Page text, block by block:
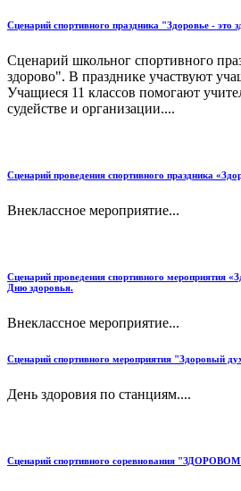
Сценарий спортивного праздника "Здоровье - это
Сценарий школьног спортивного
здорово". В празднике участвуют
Учащиеся 11 классов помогают
судействе и организации....
Сценарий проведения спортивного праздника
Внеклассное мероприятие...
Сценарий проведения спортивного мероприятия
Дню здоровья.
Внеклассное мероприятие...
Сценарий спортивного мероприятия "Здоровый
День здоровия по станциям....
Сценарий спортивного соревнования